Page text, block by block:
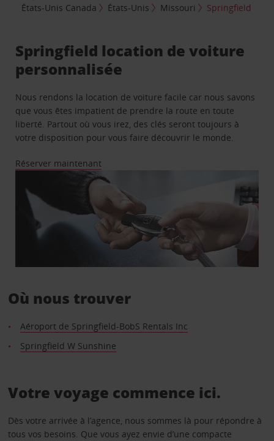
États-Unis Canada
États-Unis Missouri Springfield
Springfield location de voiture
personnalisée
Nous rendons la location de voiture facile car nous savons
que vous êtes impatient de prendre la route en toute
liberté. Partout où vous irez, des clés seront toujours à
votre disposition pour vous faire découvrir le monde.
Réserver maintenant
Où nous trouver
Aéroport de Springfield-BobS Rentals Inc
Springfield W Sunshine
Votre voyage commence ici.
Dès votre arrivée à l’agence, nous sommes là pour répondre à
tous vos besoins. Que vous ayez envie d’une compacte